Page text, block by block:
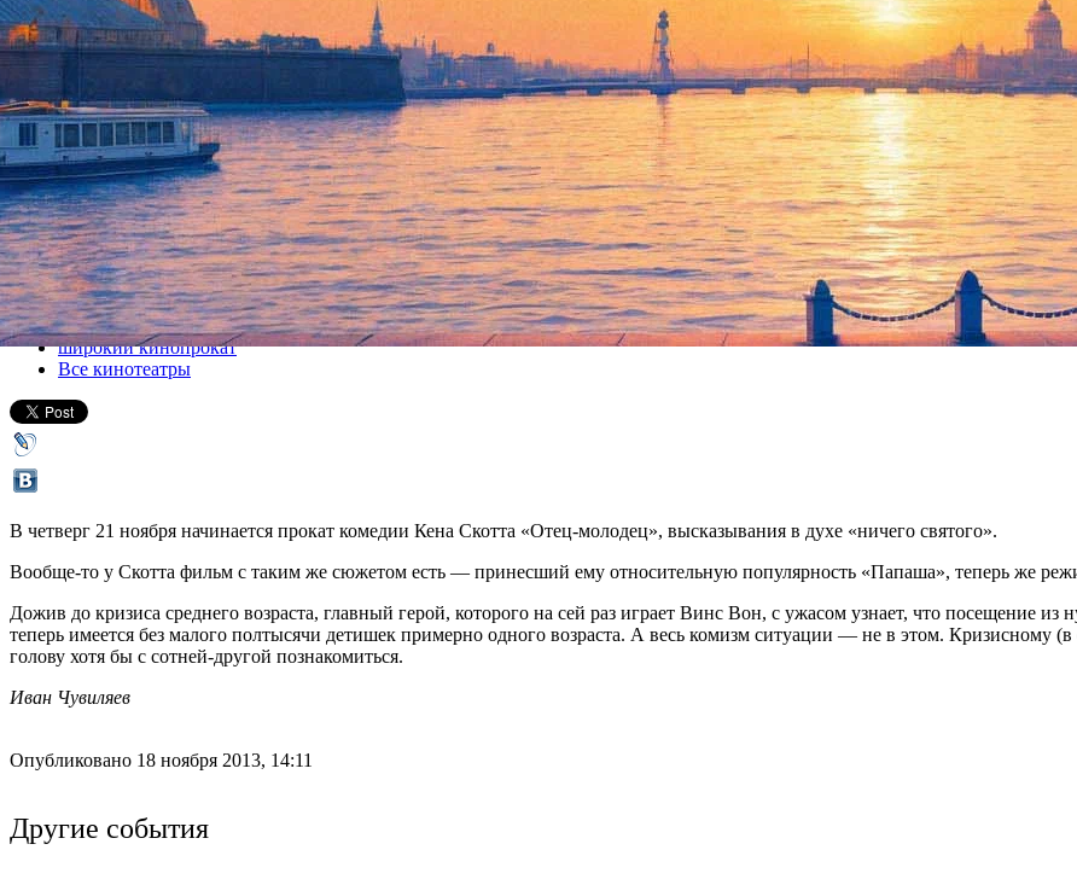
«Отец-молодец» и решение демографической проблемы
21 ноября 2013, четверг-04 декабря 2013, среда
Версия для печати
Все кино
широкий кинопрокат
Все кинотеатры
В четверг 21 ноября начинается прокат комедии Кена Скотта «Отец-молодец», высказывания в духе «ничего святого».
Вообще-то у Скотта фильм с таким же сюжетом есть — принесший ему относительную популярность «Папаша», теперь же
Дожив до кризиса среднего возраста, главный герой, которого на сей раз играет Винс Вон, с ужасом узнает, что посещение
теперь имеется без малого полтысячи детишек примерно одного возраста. А весь комизм ситуации — не в этом. Кризисному
голову хотя бы с сотней-другой познакомиться.
Иван Чувиляев
Опубликовано 18 ноября 2013, 14:11
Другие события